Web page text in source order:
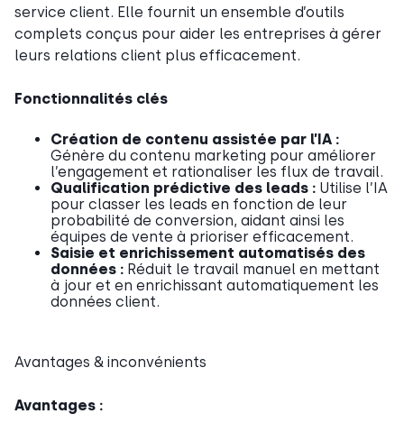
service client. Elle fournit un ensemble d’outils
complets conçus pour aider les entreprises à gérer
leurs relations client plus efficacement.
Fonctionnalités clés
Création de contenu assistée par l’IA :
Génère du contenu marketing pour améliorer
l’engagement et rationaliser les flux de travail.
Qualification prédictive des leads : Utilise l’IA
pour classer les leads en fonction de leur
probabilité de conversion, aidant ainsi les
équipes de vente à prioriser efficacement.
Saisie et enrichissement automatisés des
données : Réduit le travail manuel en mettant
à jour et en enrichissant automatiquement les
données client.
Avantages & inconvénients
Avantages :